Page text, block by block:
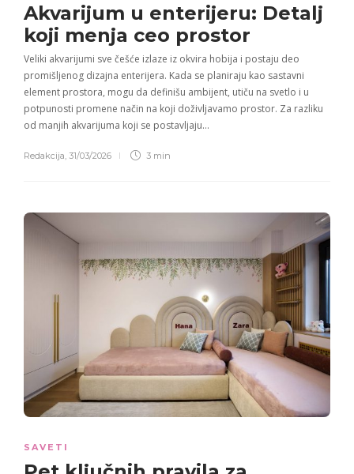
Akvarijum u enterijeru: Detalj
koji menja ceo prostor
Veliki akvarijumi sve češće izlaze iz okvira hobija i postaju deo
promišljenog dizajna enterijera. Kada se planiraju kao sastavni
element prostora, mogu da definišu ambijent, utiču na svetlo i u
potpunosti promene način na koji doživljavamo prostor. Za razliku
od manjih akvarijuma koji se postavljaju…
Redakcija 31/03/2026 3 min
SAVETI